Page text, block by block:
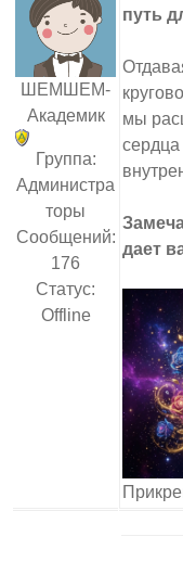
ШЕМШЕМ-
Академик
Группа:
Администра
торы
Сообщений:
176
Статус:
Offline
путь
мы
дает